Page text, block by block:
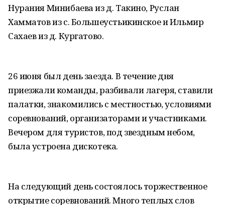
Нурания Минибаева из д. Такино, Руслан
Хамматов из с. Большеустьикинское и Ильмир
Сахаев из д. Кургатово.
26 июня был день заезда. В течение дня
приезжали команды, разбивали лагеря, ставили
палатки, знакомились с местностью, условиями
соревнований, организаторами и участниками.
Вечером для туристов, под звездным небом,
была устроена дискотека.
На следующий день состоялось торжественное
открытие соревнований. Много теплых слов